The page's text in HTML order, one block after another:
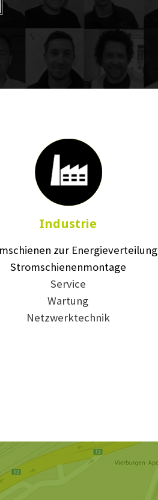
Industrie
zur Energieverteilung
Stromschienenmontage
Service
Wartung
Netzwerktechnik